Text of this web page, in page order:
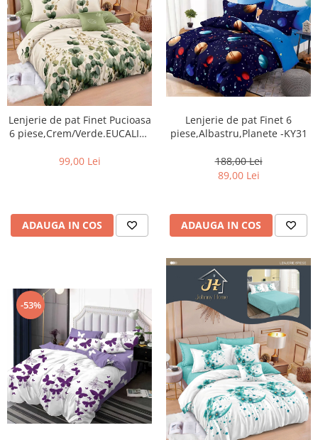
Lenjerie de pat Finet Pucioasa
6 piese,Crem/Verde.EUCALIPT
99,00 Lei
ADAUGA IN COS
Lenjerie de pat Finet 6
piese,Albastru,Planete -KY31
188,00 Lei
89,00 Lei
ADAUGA IN COS
-53%